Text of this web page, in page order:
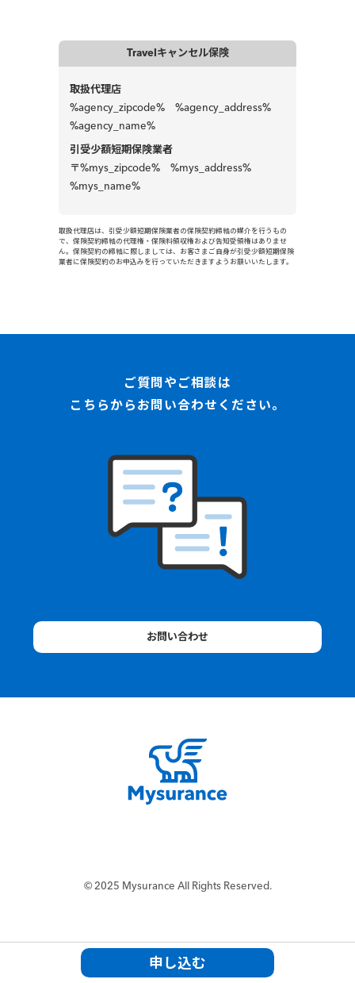
Travelキャンセル保険
取扱代理店
%agency_zipcode% %agency_address%
%agency_name%
引受少額短期保険業者
〒%mys_zipcode% %mys_address%
%mys_name%
取扱代理店は、引受少額短期保険業者の保険契約締結の媒介を行うもの
で、保険契約締結の代理権・保険料領収権および告知受領権はありませ
ん。保険契約の締結に際しましては、お客さまご自身が引受少額短期保険
業者に保険契約のお申込みを行っていただきますようお願いいたします。
ご質問やご相談は
こちらからお問い合わせください。
お問い合わせ
申し込む
©︎ 2025 Mysurance All Rights Reserved.